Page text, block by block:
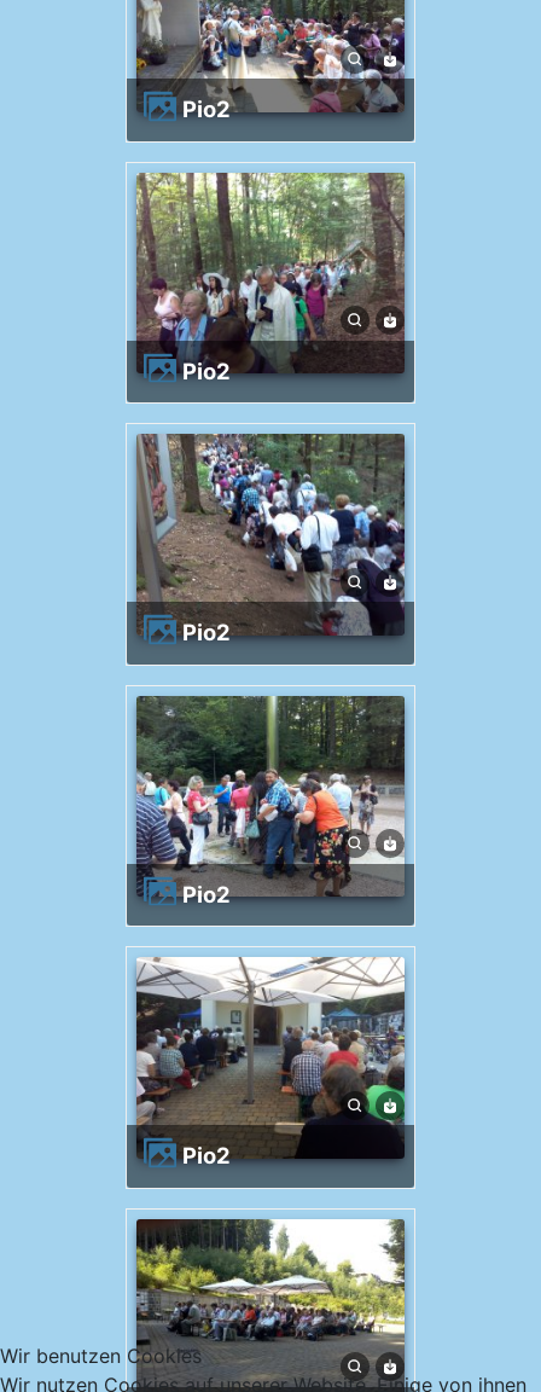
Pio2
Pio2
Pio2
Pio2
Pio2
Wir benutzen Cookies
Wir nutzen Cookies auf unserer Website. Einige von ihnen